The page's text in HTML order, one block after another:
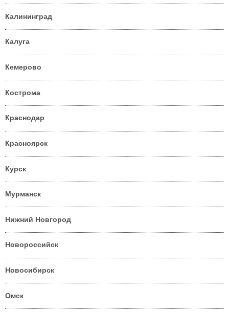
Калининград
Калуга
Кемерово
Кострома
Краснодар
Красноярск
Курск
Мурманск
Нижний Новгород
Новороссийск
Новосибирск
Омск